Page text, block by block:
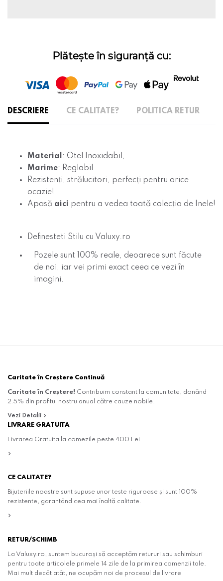
Plătește în siguranță cu:
DESCRIERE CE CALITATE? POLITICA RETUR
Material : Otel Inoxidabil,
Marime: Reglabil
Rezistenți, strălucitori, perfecți pentru orice
ocazie!
Apasă aici pentru a vedea toată colecția de Inele!
Definesteti Stilu cu Valuxy.ro
Pozele sunt 100% reale, deoarece sunt făcute
de noi, iar vei primi exact ceea ce vezi în
imagini.
Caritate în Creștere Continuă
Caritate în Creștere! Contribuim constant la comunitate, donând
2.5% din profitul nostru anual către cauze nobile.
Vezi Detalii
LIVRARE GRATUITA
Livrarea Gratuita la comezile peste 400 Lei
CE CALITATE?
Bijuteriile noastre sunt supuse unor teste riguroase și sunt 100%
rezistente, garantând cea mai înaltă calitate.
RETUR/SCHIMB
La Valuxy.ro, suntem bucuroși să acceptăm retururi sau schimburi
pentru toate articolele primele 14 zile de la primirea comenzii tale.
Mai mult decât atât, ne ocupăm noi de procesul de livrare